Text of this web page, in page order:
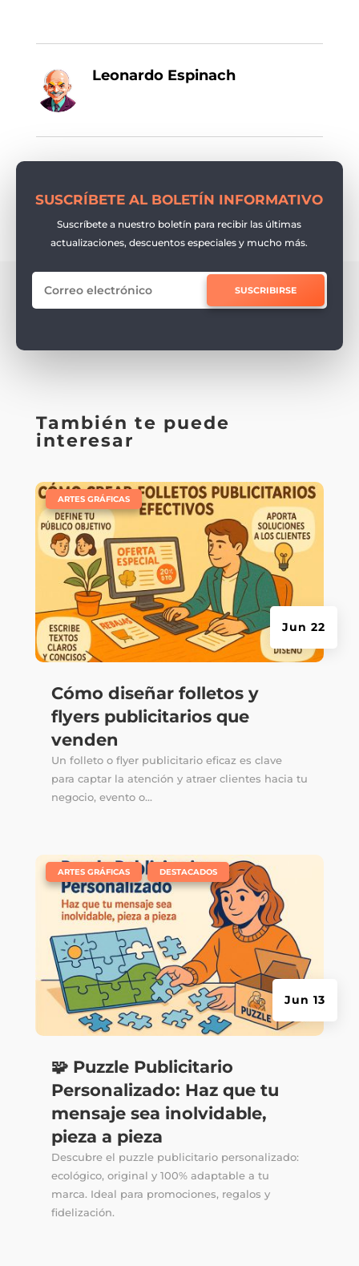
Leonardo Espinach
SUSCRÍBETE AL BOLETÍN INFORMATIVO
Suscríbete a nuestro boletín para recibir las últimas
actualizaciones, descuentos especiales y mucho más.
SUSCRIBIRSE
También te puede
interesar
Cómo diseñar folletos y
flyers publicitarios que
venden
Jun 22
ARTES GRÁFICAS
Un folleto o flyer publicitario eficaz es clave
para captar la atención y atraer clientes hacia tu
negocio, evento o...
🧩 Puzzle Publicitario
Personalizado: Haz que tu
mensaje sea inolvidable,
pieza a pieza
Jun 13
ARTES GRÁFICAS DESTACADOS
Descubre el puzzle publicitario personalizado:
ecológico, original y 100% adaptable a tu
marca. Ideal para promociones, regalos y
fidelización.